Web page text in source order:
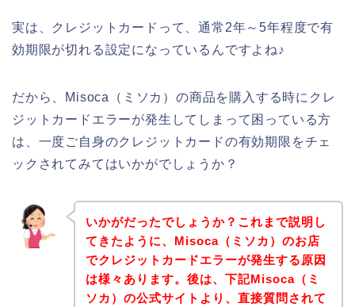
実は、クレジットカードって、通常2年～5年程度で有
効期限が切れる設定になっているんですよね♪
だから、Misoca（ミソカ）の商品を購入する時にクレ
ジットカードエラーが発生してしまって困っている方
は、一度ご自身のクレジットカードの有効期限をチェ
ックされてみてはいかがでしょうか？
いかがだったでしょうか？これまで説明し
てきたように、Misoca（ミソカ）のお店
でクレジットカードエラーが発生する原因
は様々あります。後は、下記Misoca（ミ
ソカ）の公式サイトより、直接質問されて